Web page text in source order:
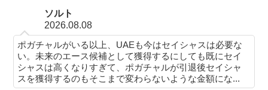
ソルト
2026.08.08
ポガチャルがいる以上、UAEも今はセイシャスは必要な
い。未来のエース候補として獲得するにしても既にセイ
シャスは高くなりすぎて、ポガチャルが引退後セイシャ
スを獲得するのもそこまで変わらないような金額にな...